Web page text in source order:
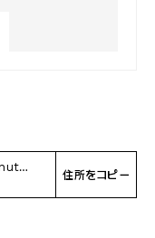
住所をコピー